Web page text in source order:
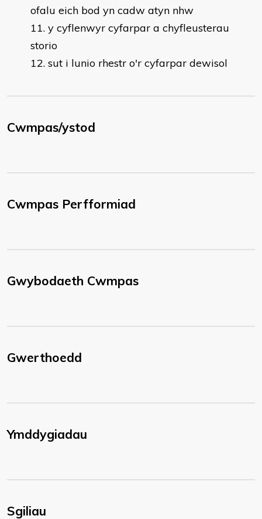
ofalu eich bod yn cadw atyn nhw
y cyflenwyr cyfarpar a chyfleusterau
storio
sut i lunio rhestr o'r cyfarpar dewisol
Cwmpas/ystod
Cwmpas Perfformiad
Gwybodaeth Cwmpas
Gwerthoedd
Ymddygiadau
Sgiliau